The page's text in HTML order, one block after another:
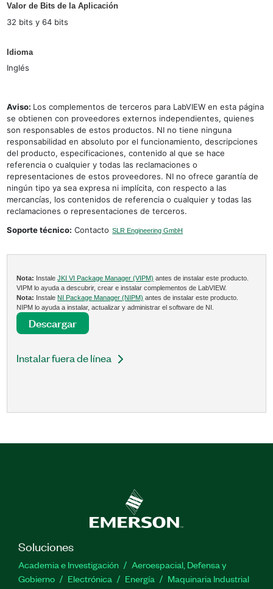
Valor de Bits de la Aplicación
32 bits y 64 bits
Idioma
Inglés
Aviso: Los complementos de terceros para LabVIEW en esta página
se obtienen con proveedores externos independientes, quienes
son responsables de estos productos. NI no tiene ninguna
responsabilidad en absoluto por el funcionamiento, descripciones
del producto, especificaciones, contenido al que se hace
referencia o cualquier y todas las reclamaciones o
representaciones de estos proveedores. NI no ofrece garantía de
ningún tipo ya sea expresa ni implícita, con respecto a las
mercancías, los contenidos de referencia o cualquier y todas las
reclamaciones o representaciones de terceros.
Soporte técnico: Contacto SLR Engineering GmbH
Nota: InstaleJKI VI Package Manager (VIPM) antes de instalar este producto.
VIPM lo ayuda a descubrir, crear e instalar complementos de LabVIEW.
Nota: Instale NI Package Manager (NIPM) antes de instalar este producto.
NIPM lo ayuda a instalar, actualizar y administrar el software de NI.
Descargar
Instalar fuera de línea
Soluciones
Academia e Investigación
Aeroespacial, Defensa y
Gobierno
Electrónica Energía
Maquinaria Industrial